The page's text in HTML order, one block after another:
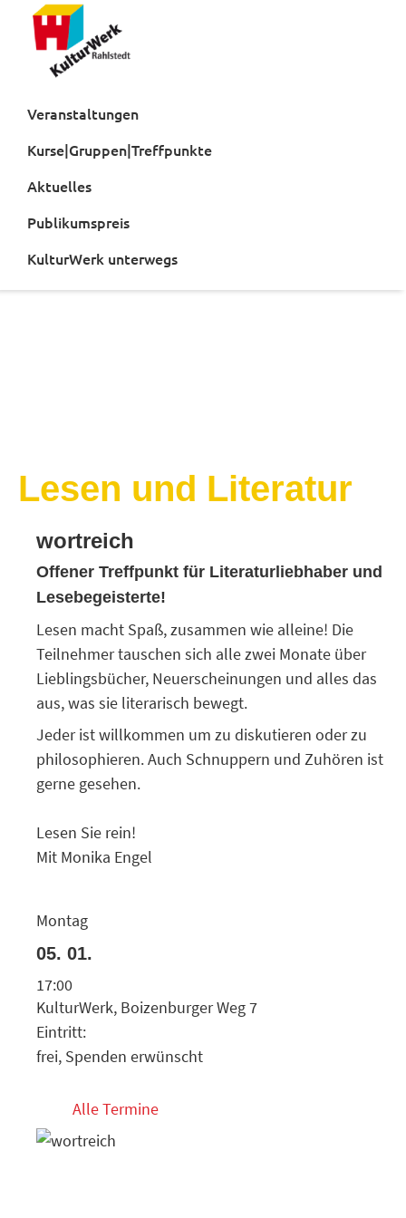
Hauptnavigation
springen
Inhalt
springen
Rahlstedt
Veranstaltungen
Kurse|Gruppen|Treffpunkte
Aktuelles
Publikumspreis
KulturWerk unterwegs
Lesen und Literatur
wortreich
Offener Treffpunkt für Literaturliebhaber und
Lesebegeisterte!
Lesen macht Spaß, zusammen wie alleine! Die
Teilnehmer tauschen sich alle zwei Monate über
Lieblingsbücher, Neuerscheinungen und alles das
aus, was sie literarisch bewegt.
Jeder ist willkommen um zu diskutieren oder zu
philosophieren. Auch Schnuppern und Zuhören ist
gerne gesehen.
Lesen Sie rein!
Mit Monika Engel
Montag
05. 01.
17:00
KulturWerk, Boizenburger Weg 7
Eintritt:
frei, Spenden erwünscht
Alle Termine